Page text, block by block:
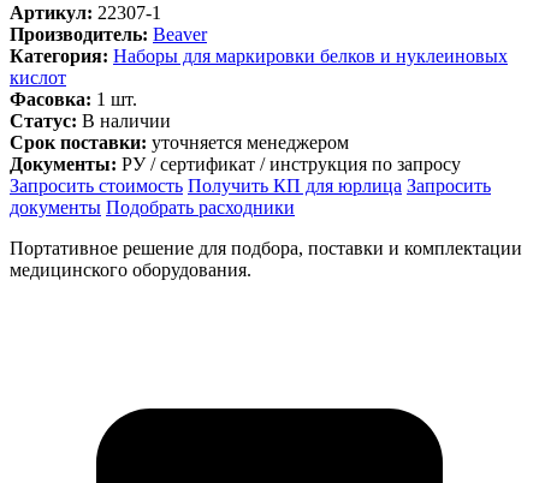
Артикул: 22307-1
Производитель: Beaver
Категория: Наборы для маркировки белков и нуклеиновых
кислот
Фасовка: 1 шт.
Статус: В наличии
Срок поставки: уточняется менеджером
Документы: РУ / сертификат / инструкция по запросу
Запросить стоимость Получить КП для юрлица Запросить
документы Подобрать расходники
Портативное решение для подбора, поставки и комплектации
медицинского оборудования.